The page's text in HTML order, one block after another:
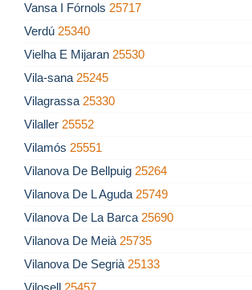
Vansa I Fórnols 25717
Verdú 25340
Vielha E Mijaran 25530
Vila-sana 25245
Vilagrassa 25330
Vilaller 25552
Vilamós 25551
Vilanova De Bellpuig 25264
Vilanova De L Aguda 25749
Vilanova De La Barca 25690
Vilanova De Meià 25735
Vilanova De Segrià 25133